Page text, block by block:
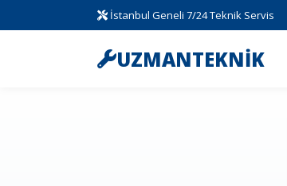
İstanbul Geneli 7/24 Teknik Servis
UZMANTEKNİK